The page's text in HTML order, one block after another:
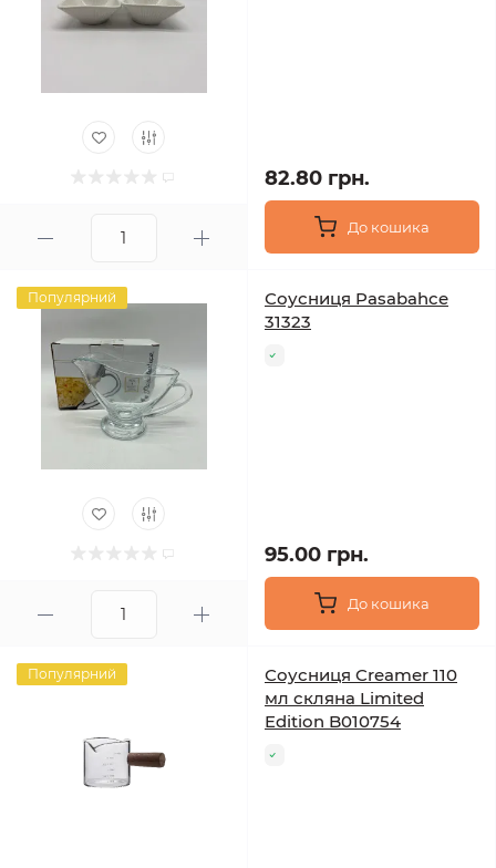
82.80 грн.
До кошика
Популярний
Соусниця Pasabahce
31323
95.00 грн.
До кошика
Популярний
Соусниця Creamer 110
мл скляна Limited
Edition B010754